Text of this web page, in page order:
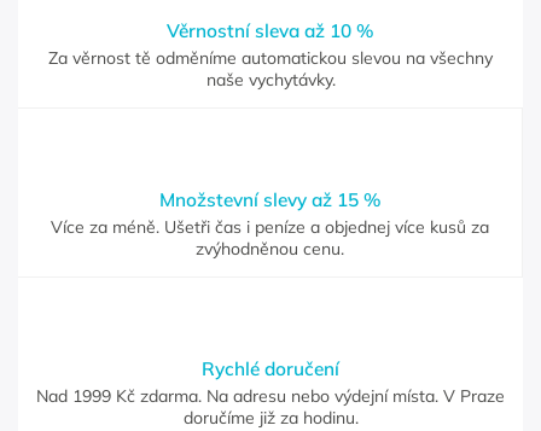
Věrnostní sleva až 10 %
Za věrnost tě odměníme automatickou slevou na všechny
naše vychytávky.
Množstevní slevy až 15 %
Více za méně. Ušetři čas i peníze a objednej více kusů za
zvýhodněnou cenu.
Rychlé doručení
Nad 1999 Kč zdarma. Na adresu nebo výdejní místa. V Praze
doručíme již za hodinu.